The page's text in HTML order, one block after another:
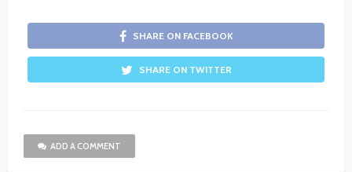
SHARE ON FACEBOOK
SHARE ON TWITTER
ADD A COMMENT